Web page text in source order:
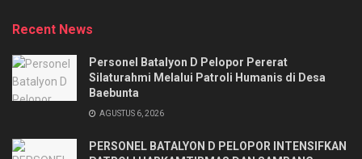
Recent News
Personel Batalyon D Pelopor Pererat
Silaturahmi Melalui Patroli Humanis di Desa
Baebunta
AGUSTUS 6, 2026
PERSONEL BATALYON D PELOPOR INTENSIFKAN